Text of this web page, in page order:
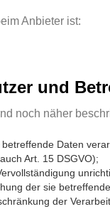
Anbieter ist:
und
noch näher
Daten
Art. 15 DSGVO);
der sie
der